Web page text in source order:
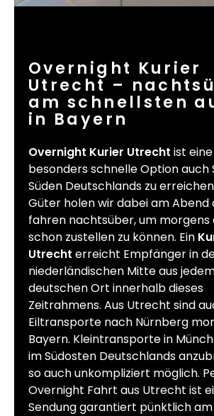
Overnight Kurier
Utrecht –
am schnellsten
in Bayern
Overnight Kurier Utrecht ist eine
besonders schnelle Option auch
Süden Deutschlands zu
Güter holen wir dabei am Abend
fahren nachtsüber, um morgens
schon zustellen zu können. Ein
Utrecht erreicht Empfänger in
niederländischen Mitte aus
deutschen Ort innerhalb dieses
Zeitrahmens. Aus Utrecht sind
Eiltransporte nach Nürnberg
Bayern. Kleintransporte in
im Südosten Deutschlands
so auch unkompliziert möglich.
Overnight Fahrt aus Utrecht ist
Sendung garantiert pünktlich am